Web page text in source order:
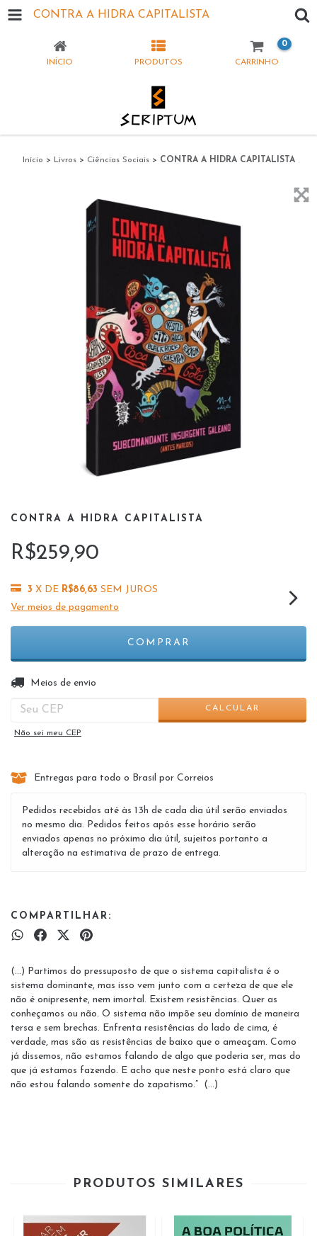
CONTRA A HIDRA CAPITALISTA
INÍCIO PRODUTOS CARRINHO
0
Início > Livros > Ciências Sociais > CONTRA A HIDRA CAPITALISTA
CONTRA A HIDRA CAPITALISTA
R$259,90
3 X DE R$86,63 SEM JUROS
Ver meios de pagamento
Entregas para o CEP:
Meios de envio
CALCULAR
Não sei meu CEP
Entregas para todo o Brasil por Correios
Pedidos recebidos até às 13h de cada dia útil serão enviados
no mesmo dia. Pedidos feitos após esse horário serão
enviados apenas no próximo dia útil, sujeitos portanto a
alteração na estimativa de prazo de entrega.
COMPARTILHAR:
(…) Partimos do pressuposto de que o sistema capitalista é o
sistema dominante, mas isso vem junto com a certeza de que ele
não é onipresente, nem imortal. Existem resistências. Quer as
conheçamos ou não. O sistema não impõe seu domínio de maneira
tersa e sem brechas. Enfrenta resistências do lado de cima, é
verdade, mas são as resistências de baixo que o ameaçam. Como
já dissemos, não estamos falando de algo que poderia ser, mas do
que já estamos fazendo. E acho que neste ponto está claro que
não estou falando somente do zapatismo.” (…)
PRODUTOS SIMILARES